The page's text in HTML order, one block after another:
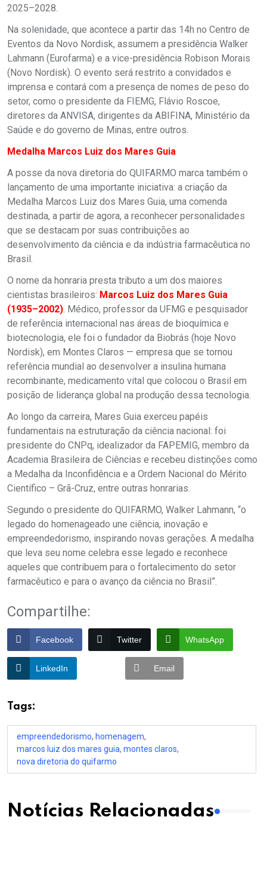
2025–2028.
Na solenidade, que acontece a partir das 14h no Centro de
Eventos da Novo Nordisk, assumem a presidência Walker
Lahmann (Eurofarma) e a vice-presidência Robison Morais
(Novo Nordisk). O evento será restrito a convidados e
imprensa e contará com a presença de nomes de peso do
setor, como o presidente da FIEMG, Flávio Roscoe,
diretores da ANVISA, dirigentes da ABIFINA, Ministério da
Saúde e do governo de Minas, entre outros.
Medalha Marcos Luiz dos Mares Guia
A posse da nova diretoria do QUIFARMO marca também o
lançamento de uma importante iniciativa: a criação da
Medalha Marcos Luiz dos Mares Guia, uma comenda
destinada, a partir de agora, a reconhecer personalidades
que se destacam por suas contribuições ao
desenvolvimento da ciência e da indústria farmacêutica no
Brasil.
O nome da honraria presta tributo a um dos maiores
cientistas brasileiros: Marcos Luiz dos Mares Guia
(1935–2002). Médico, professor da UFMG e pesquisador
de referência internacional nas áreas de bioquímica e
biotecnologia, ele foi o fundador da Biobrás (hoje Novo
Nordisk), em Montes Claros — empresa que se tornou
referência mundial ao desenvolver a insulina humana
recombinante, medicamento vital que colocou o Brasil em
posição de liderança global na produção dessa tecnologia.
Ao longo da carreira, Mares Guia exerceu papéis
fundamentais na estruturação da ciência nacional: foi
presidente do CNPq, idealizador da FAPEMIG, membro da
Academia Brasileira de Ciências e recebeu distinções como
a Medalha da Inconfidência e a Ordem Nacional do Mérito
Científico – Grã-Cruz, entre outras honrarias.
Segundo o presidente do QUIFARMO, Walker Lahmann, “o
legado do homenageado une ciência, inovação e
empreendedorismo, inspirando novas gerações. A medalha
que leva seu nome celebra esse legado e reconhece
aqueles que contribuem para o fortalecimento do setor
farmacêutico e para o avanço da ciência no Brasil”.
Compartilhe:
Facebook Twitter WhatsApp
LinkedIn Email
Tags:
empreendedorismo, homenagem,
marcos luiz dos mares guia, montes claros,
nova diretoria do quifarmo
Notícias Relacionadas